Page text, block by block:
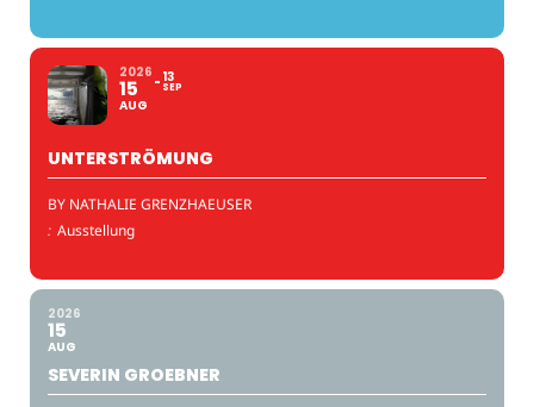
2026
15
AUG
13
SEP
UNTERSTRÖMUNG
BY NATHALIE GRENZHAEUSER
: Ausstellung
2026
15
AUG
SEVERIN GROEBNER